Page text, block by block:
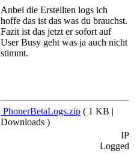
Anbei die Erstellten logs ich
hoffe das ist das was du brauchst.
Fazit ist das jetzt er sofort auf
User Busy geht was ja auch nicht
stimmt.
PhonerBetaLogs.zip ( 1 KB |
Downloads )
IP
Logged